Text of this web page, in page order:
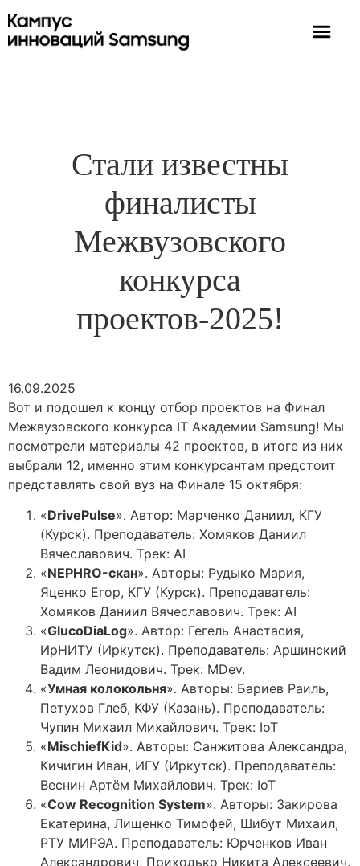
Стали известны
финалисты
Межвузовского
конкурса
проектов-2025!
16.09.2025
Вот и подошел к концу отбор проектов на Финал
Межвузовского конкурса IT Академии Samsung! Мы
посмотрели материалы 42 проектов, в итоге из них
выбрали 12, именно этим конкурсантам предстоит
представлять свой вуз на Финале 15 октября:
«DrivePulse». Автор: Марченко Даниил, КГУ
(Курск). Преподаватель: Хомяков Даниил
Вячеславович. Трек: AI
«NEPHRO-скан». Авторы: Рудыко Мария,
Яценко Егор, КГУ (Курск). Преподаватель:
Хомяков Даниил Вячеславович. Трек: AI
«GlucoDiaLog». Автор: Гегель Анастасия,
ИрНИТУ (Иркутск). Преподаватель: Аршинский
Вадим Леонидович. Трек: MDev.
«Умная колокольня». Авторы: Бариев Раиль,
Петухов Глеб, КФУ (Казань). Преподаватель:
Чупин Михаил Михайлович. Трек: IoT
«MischiefKid». Авторы: Санжитова Александра,
Кичигин Иван, ИГУ (Иркутск). Преподаватель:
Веснин Артём Михайлович. Трек: IoT
«Cow Recognition System». Авторы: Закирова
Екатерина, Лищенко Тимофей, Шибут Михаил,
РТУ МИРЭА. Преподаватель: Юрченков Иван
Александрович, Приходько Никита Алексеевич.